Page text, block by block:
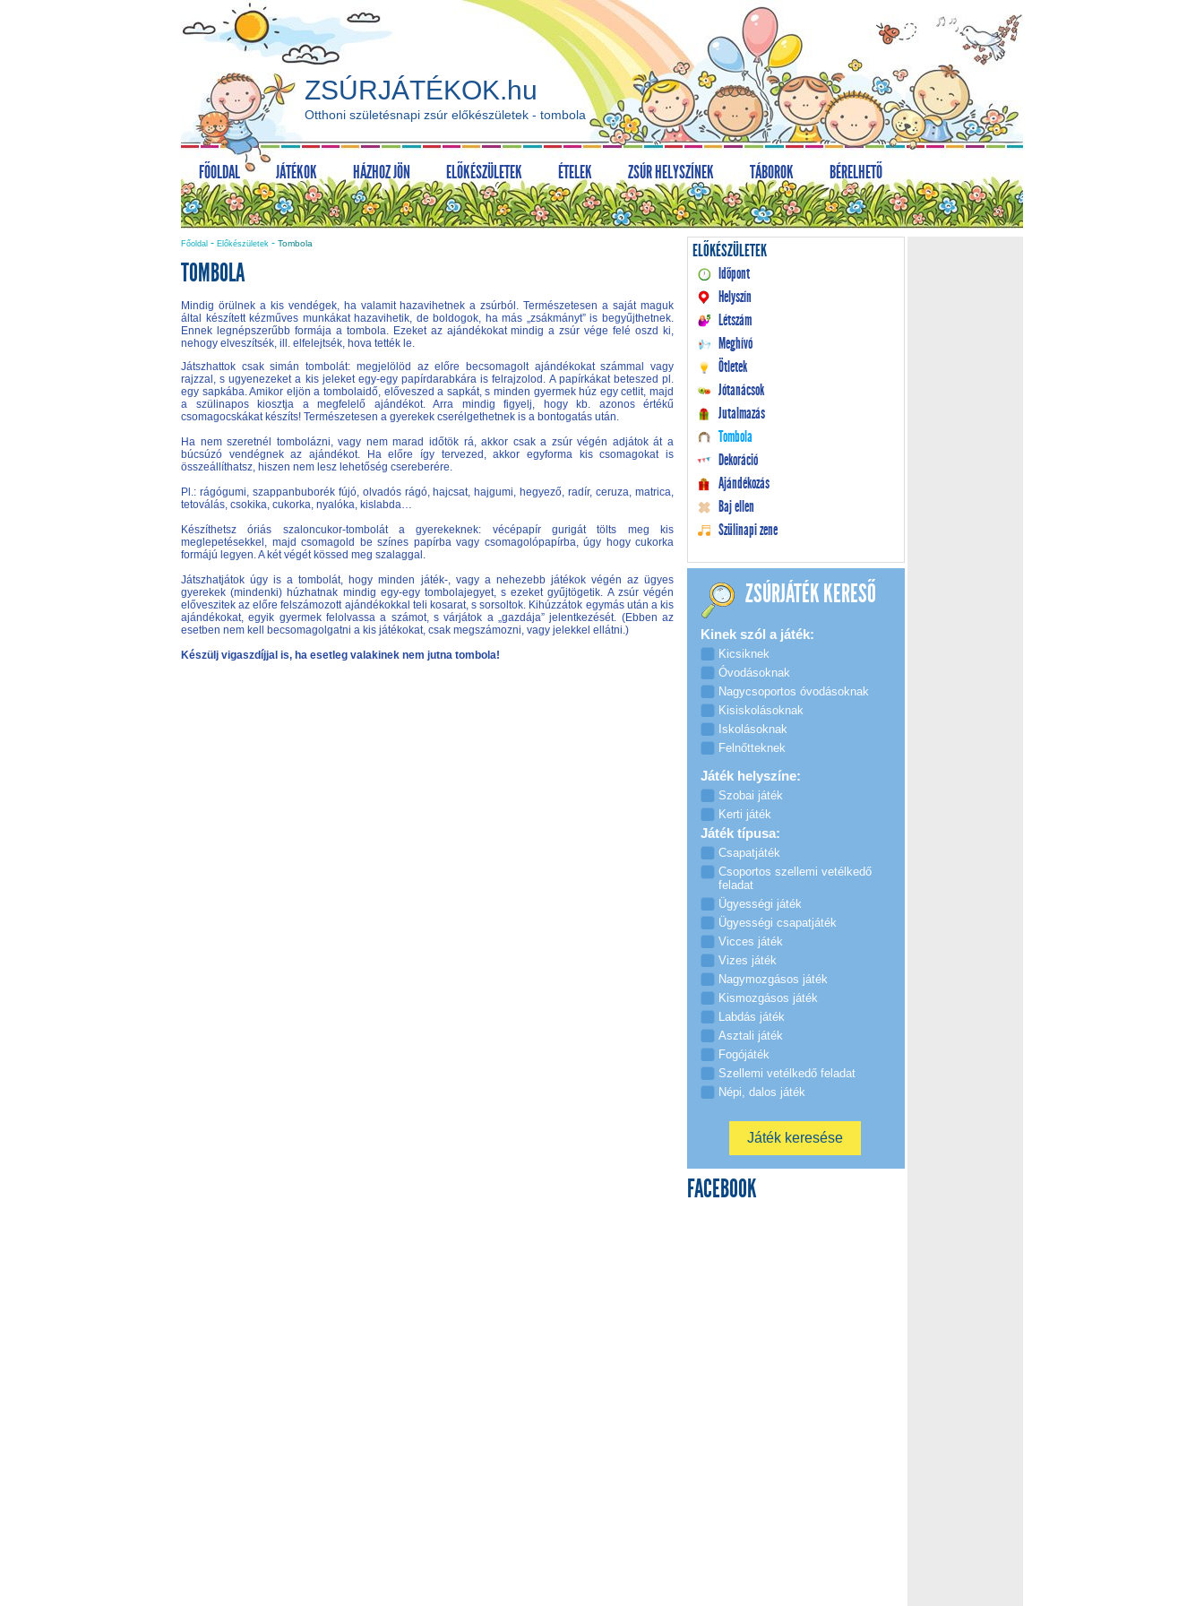
ZSÚRJÁTÉKOK.hu
Otthoni születésnapi zsúr előkészületek - tombola
FŐOLDAL JÁTÉKOK HÁZHOZ JÖN ELŐKÉSZÜLETEK ÉTELEK ZSÚR HELYSZÍNEK TÁBOROK BÉRELHETŐ
Főoldal - Előkészületek - Tombola
TOMBOLA
Mindig örülnek a kis vendégek, ha valamit hazavihetnek a zsúrból. Természetesen a saját maguk
által készített kézműves munkákat hazavihetik, de boldogok, ha más „zsákmányt” is begyűjthetnek.
Ennek legnépszerűbb formája a tombola. Ezeket az ajándékokat mindig a zsúr vége felé oszd ki,
nehogy elveszítsék, ill. elfelejtsék, hova tették le.
Játszhattok csak simán tombolát: megjelölöd az előre becsomagolt ajándékokat számmal vagy
rajzzal, s ugyenezeket a kis jeleket egy-egy papírdarabkára is felrajzolod. A papírkákat beteszed pl.
egy sapkába. Amikor eljön a tombolaidő, előveszed a sapkát, s minden gyermek húz egy cetlit, majd
a szülinapos kiosztja a megfelelő ajándékot. Arra mindig figyelj, hogy kb. azonos értékű
csomagocskákat készíts! Természetesen a gyerekek cserélgethetnek is a bontogatás után.
Ha nem szeretnél tombolázni, vagy nem marad időtök rá, akkor csak a zsúr végén adjátok át a
búcsúzó vendégnek az ajándékot. Ha előre így tervezed, akkor egyforma kis csomagokat is
összeállíthatsz, hiszen nem lesz lehetőség csereberére.
Pl.: rágógumi, szappanbuborék fújó, olvadós rágó, hajcsat, hajgumi, hegyező, radír, ceruza, matrica,
tetoválás, csokika, cukorka, nyalóka, kislabda…
Készíthetsz óriás szaloncukor-tombolát a gyerekeknek: vécépapír gurigát tölts meg kis
meglepetésekkel, majd csomagold be színes papírba vagy csomagolópapírba, úgy hogy cukorka
formájú legyen. A két végét kössed meg szalaggal.
Játszhatjátok úgy is a tombolát, hogy minden játék-, vagy a nehezebb játékok végén az ügyes
gyerekek (mindenki) húzhatnak mindig egy-egy tombolajegyet, s ezeket gyűjtögetik. A zsúr végén
előveszitek az előre felszámozott ajándékokkal teli kosarat, s sorsoltok. Kihúzzátok egymás után a kis
ajándékokat, egyik gyermek felolvassa a számot, s várjátok a „gazdája” jelentkezését. (Ebben az
esetben nem kell becsomagolgatni a kis játékokat, csak megszámozni, vagy jelekkel ellátni.)
Készülj vigaszdíjjal is, ha esetleg valakinek nem jutna tombola!
ELŐKÉSZÜLETEK
Időpont
Helyszín
Létszám
Meghívó
Ötletek
Jótanácsok
Jutalmazás
Tombola
Dekoráció
Ajándékozás
Baj ellen
Szülinapi zene
ZSÚRJÁTÉK KERESŐ
Kinek szól a játék:
Kicsiknek
Óvodásoknak
Nagycsoportos óvodásoknak
Kisiskolásoknak
Iskolásoknak
Felnőtteknek
Játék helyszíne:
Szobai játék
Kerti játék
Játék típusa:
Csapatjáték
Csoportos szellemi vetélkedő
feladat
Ügyességi játék
Ügyességi csapatjáték
Vicces játék
Vizes játék
Nagymozgásos játék
Kismozgásos játék
Labdás játék
Asztali játék
Fogójáték
Szellemi vetélkedő feladat
Népi, dalos játék
FACEBOOK